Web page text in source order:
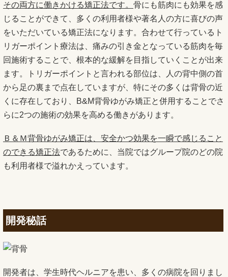
その両方に働きかける矯正法です。 骨にも筋肉にも効果を感
じることができて、多くの利用者様や著名人の方に喜びの声
をいただいている矯正法になります。合わせて行っているト
リガーポイント療法は、痛みの引き金となっている筋肉を毎
回施術することで、根本的な緩解を目指していくことが出来
ます。トリガーポイントと言われる部位は、人の背中側の首
から足の裏まで点在していますが、特にその多くは背骨の近
くに存在しており、B&M背骨ゆがみ矯正と併用することでさ
らに2つの施術の効果を高める働きがあります。
Ｂ＆Ｍ背骨ゆがみ矯正は、安全かつ効果を一瞬で感じること
のできる矯正法であるために、当院ではグループ院のどの院
も利用者様で溢れかえっています。
開発秘話
開発者は、学生時代ヘルニアを患い、多くの病院を回りまし